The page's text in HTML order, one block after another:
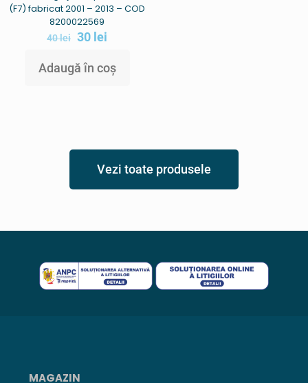
(F7) fabricat 2001 – 2013 – COD
8200022569
40lei 30 lei
Adaugă în coș
Vezi toate produsele
MAGAZIN